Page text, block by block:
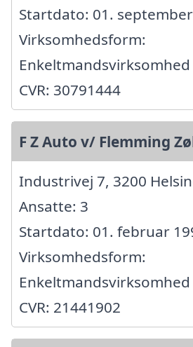
Startdato: 01.
Virksomhedsform:
Enkeltmandsvirksomhed
CVR: 30791444
F Z Auto v/ Flemming
Industrivej 7, 3200
Ansatte: 3
Startdato: 01. februar
Virksomhedsform:
Enkeltmandsvirksomhed
CVR: 21441902